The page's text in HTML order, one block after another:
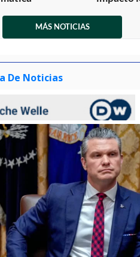
MÁS NOTICIAS
De Noticias